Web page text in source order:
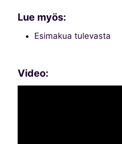
Lue myös:
Esimakua tulevasta
Video: